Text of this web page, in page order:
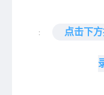
: 点击下